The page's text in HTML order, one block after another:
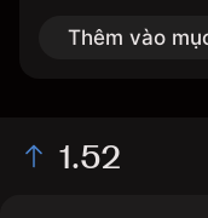
Thêm vào
1.52